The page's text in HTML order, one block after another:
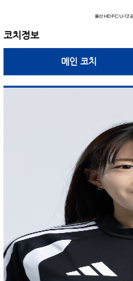
코치정보
메인 코치